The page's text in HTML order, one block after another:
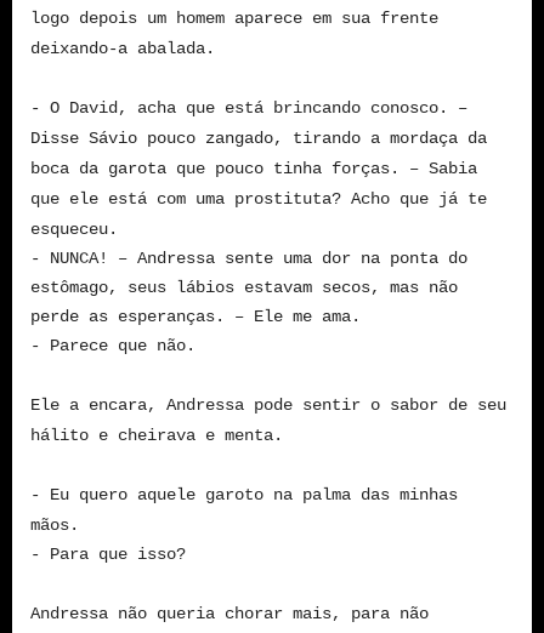
logo depois um homem aparece em sua frente
deixando-a abalada.
- O David, acha que está brincando conosco. –
Disse Sávio pouco zangado, tirando a mordaça da
boca da garota que pouco tinha forças. – Sabia
que ele está com uma prostituta? Acho que já te
esqueceu.
- NUNCA! – Andressa sente uma dor na ponta do
estômago, seus lábios estavam secos, mas não
perde as esperanças. – Ele me ama.
- Parece que não.
Ele a encara, Andressa pode sentir o sabor de seu
hálito e cheirava e menta.
- Eu quero aquele garoto na palma das minhas
mãos.
- Para que isso?
Andressa não queria chorar mais, para não